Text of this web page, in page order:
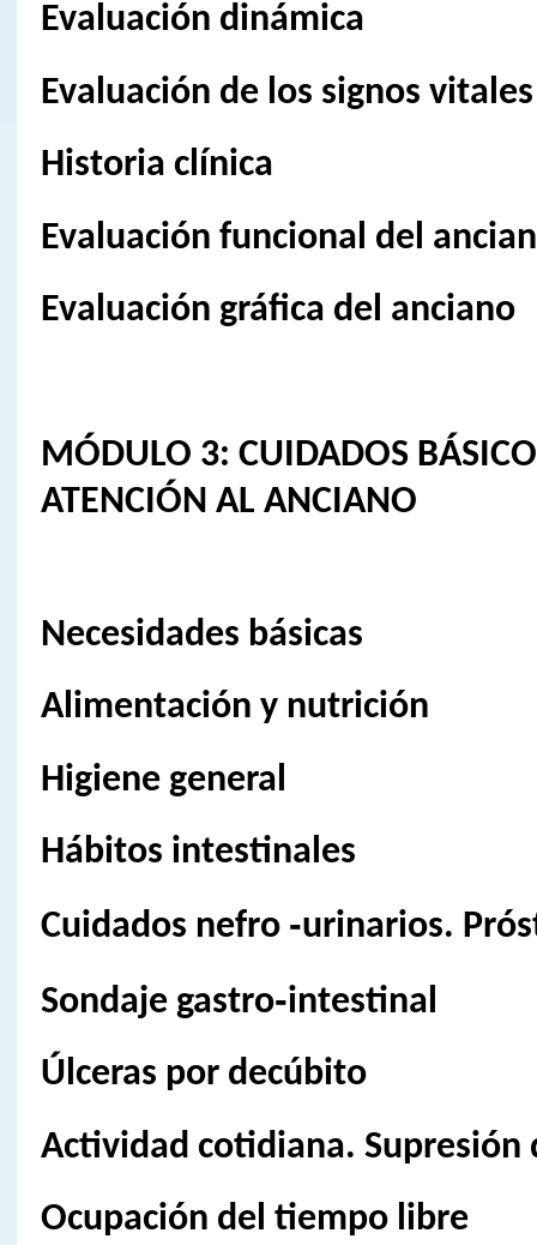
Evaluación dinámica
Evaluación de los signos vitales
Historia clínica
Evaluación funcional del
Evaluación gráfica del anciano
MÓDULO 3: CUIDADOS
ATENCIÓN AL ANCIANO
Necesidades básicas
Alimentación y nutrición
Higiene general
Hábitos intestinales
Cuidados nefro ‑urinarios.
Sondaje gastro‑intestinal
Úlceras por decúbito
Actividad cotidiana. Supresión
Ocupación del tiempo libre